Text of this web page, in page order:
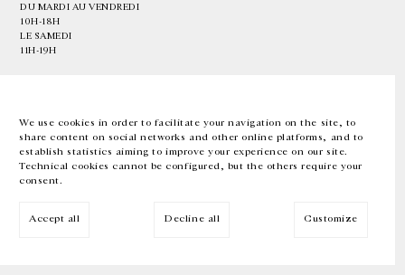
We use cookies in order to facilitate your navigation on the site, to
share content on social networks and other online platforms, and to
establish statistics aiming to improve your experience on our site.
Technical cookies cannot be configured, but the others require your
consent.
Accept all Decline all Customize
DU MARDI AU VENDREDI
10H-18H
LE SAMEDI
11H-19H
EN FR 中文 Facebook Instagram
Inscrivez-vous à notre newsletter